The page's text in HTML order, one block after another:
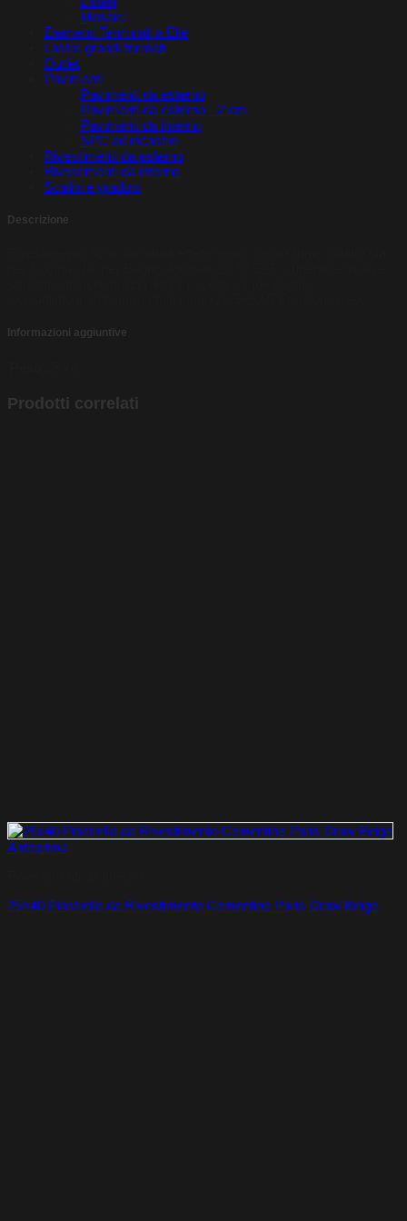
Mosaici
Elementi Terminali a Elle
Lastre grandi formati
Outlet
Pavimenti
Pavimenti da esterno
Pavimenti da esterno - 2 cm
Pavimenti da interno
SPC ad incastro
Rivestimenti da esterno
Rivestimenti da interno
Scalini e gradoni
Descrizione
Informazioni aggiuntive
Prodotti correlati
Anteprima
25×40 Piastrella da Rivestimento Cementine Paris Draw Beige